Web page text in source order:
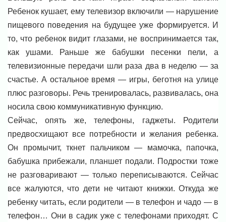
Ребенок кушает, ему телевизор включили — нарушение
пищевого поведения на будущее уже формируется. И
то, что ребенок видит глазами, не воспринимается так,
как ушами. Раньше же бабушки песенки пели, а
телевизионные передачи шли раза два в неделю — за
счастье. А остальное время — игры, беготня на улице
плюс разговоры. Речь тренировалась, развивалась, она
носила свою коммуникативную функцию.
Сейчас, опять же, телефоны, гаджеты. Родители
предвосхищают все потребности и желания ребенка.
Он промычит, ткнет пальчиком — мамочка, папочка,
бабушка прибежали, планшет подали. Подростки тоже
не разговаривают — только переписываются. Сейчас
все жалуются, что дети не читают книжки. Откуда же
ребенку читать, если родители — в телефон и чадо — в
телефон… Они в садик уже с телефонами приходят. С